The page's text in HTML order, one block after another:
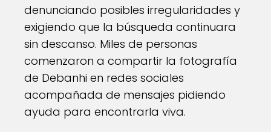
denunciando posibles irregularidades y
exigiendo que la búsqueda continuara
sin descanso. Miles de personas
comenzaron a compartir la fotografía
de Debanhi en redes sociales
acompañada de mensajes pidiendo
ayuda para encontrarla viva.